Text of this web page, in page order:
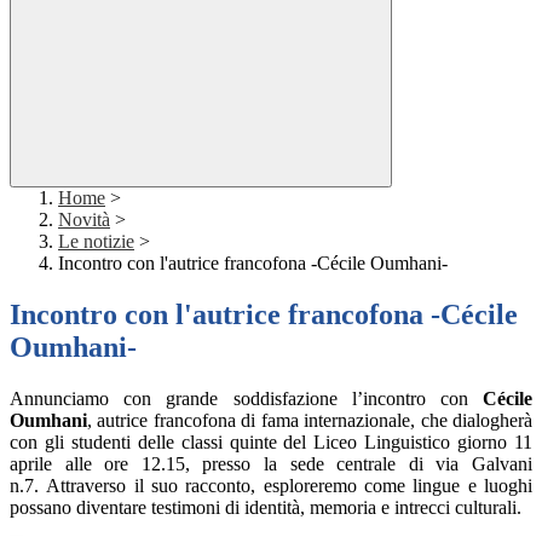
Home >
Novità >
Le notizie >
Incontro con l'autrice francofona -Cécile Oumhani-
Incontro con l'autrice francofona -Cécile
Oumhani-
Annunciamo con grande soddisfazione l’incontro con Cécile
Oumhani, autrice francofona di fama internazionale, che dialogherà
con gli studenti delle classi quinte del Liceo Linguistico giorno 11
aprile alle ore 12.15, presso la sede centrale di via Galvani
n.7. Attraverso il suo racconto, esploreremo come lingue e luoghi
possano diventare testimoni di identità, memoria e intrecci culturali.